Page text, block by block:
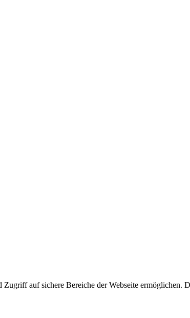
auf sichere Bereiche der Webseite ermöglichen.